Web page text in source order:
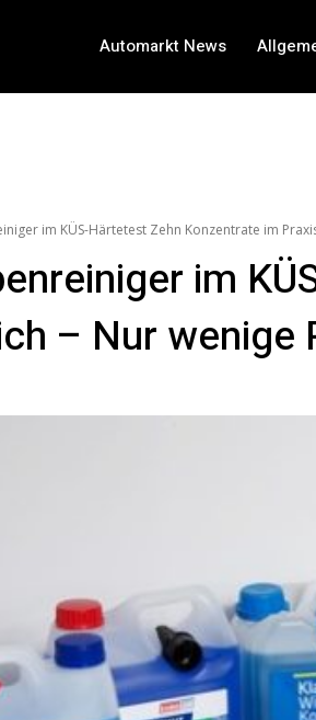
Automarkt News
im KÜS-Härtetest Zehn Konzentrate im
im
– Nur